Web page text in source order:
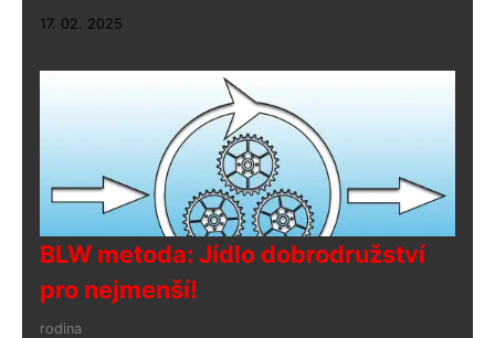
17. 02. 2025
BLW metoda: Jídlo dobrodružství
pro nejmenší!
rodina